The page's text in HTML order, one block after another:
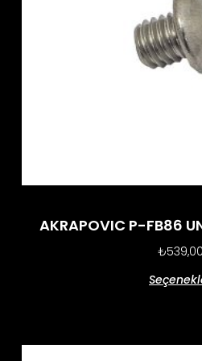
AKRAPOVIC P-FB86
₺539,00